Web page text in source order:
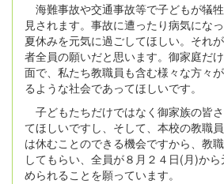
海難事故や交通事故等で子どもが犠
見されます。事故に遭ったり病気にな
夏休みを元気に過ごしてほしい。それ
者全員の願いだと思います。御家庭だ
面で、私たち教職員も含む様々な方々
るような社会であってほしいです。
子どもたちだけではなく御家族の皆
てほしいですし、そして、本校の教職
は休むことのできる機会ですから、教
してもらい、全員が８月２４日(月)か
められることを願っています。